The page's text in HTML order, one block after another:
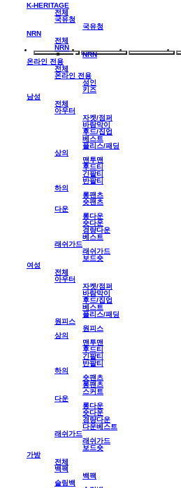
K-HERITAGE
전체
국유청
국유청
NRN
전체
NRN
NRN
온라인 전용
전체
온라인 전용
성인
키즈
남성
전체
아우터
자켓/점퍼
바람막이
후드/집업
베스트
플리스/패딩
상의
맨투맨
후드티
긴팔티
반팔티
하의
롱팬츠
숏팬츠
다운
롱다운
숏다운
경량다운
베스트
래쉬가드
래쉬가드
보드숏
여성
전체
아우터
자켓/점퍼
바람막이
후드/집업
베스트
플리스/패딩
원피스
원피스
상의
맨투맨
후드티
긴팔티
반팔티
하의
숏팬츠
롱팬츠
스커트
다운
롱다운
숏다운
경량다운
다운베스트
래쉬가드
래쉬가드
보드숏
가방
전체
백팩
백팩
슬링백